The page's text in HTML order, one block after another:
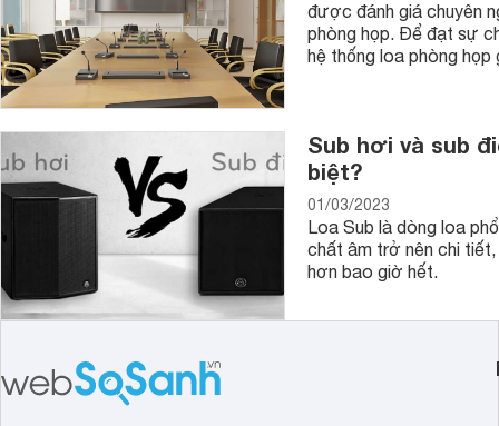
được đánh giá chuyên
phòng họp. Để đạt sự
hệ thống loa phòng
Sub hơi và sub
biệt?
01/03/2023
Loa Sub là dòng loa
chất âm trở nên chi tiết,
hơn bao giờ hết.